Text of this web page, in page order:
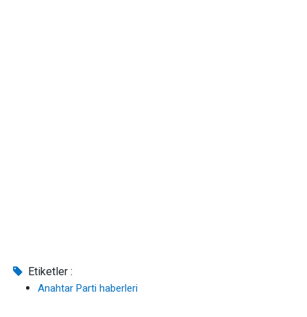
Etiketler :
Anahtar Parti haberleri